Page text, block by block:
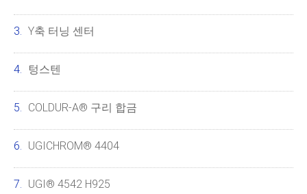
Y축 터닝 센터
텅스텐
COLDUR-A® 구리 합금
UGICHROM® 4404
UGI® 4542 H925